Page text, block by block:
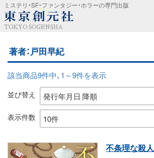
ミステリ・SF・ファンタジー・ホラーの専門出版
TOKYO SOGENSHA
著者：戸田早紀
該当商品9件中、1～9件を表示
並び替え
表示件数
不条理な殺人